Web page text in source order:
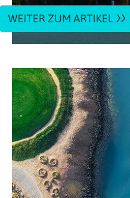
WEITER ZUM ARTIKEL